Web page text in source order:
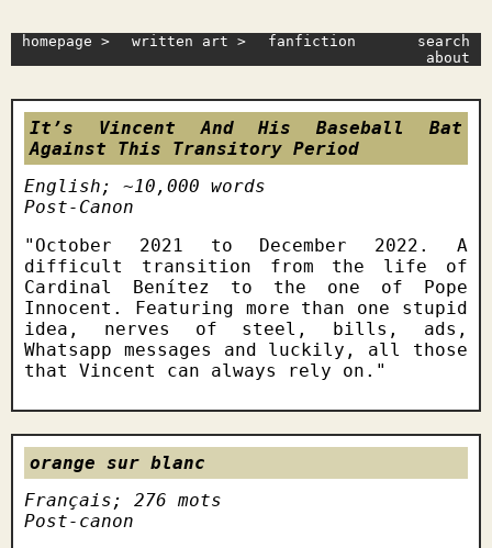
homepage > written art > fanfiction
search
about
It’s Vincent And His Baseball Bat
Against This Transitory Period
English; ~10,000 words
Post-Canon
October 2021 to December 2022. A
difficult transition from the life of
Cardinal Benítez to the one of Pope
Innocent. Featuring more than one stupid
idea, nerves of steel, bills, ads,
Whatsapp messages and luckily, all those
that Vincent can always rely on.
orange sur blanc
Français; 276 mots
Post-canon